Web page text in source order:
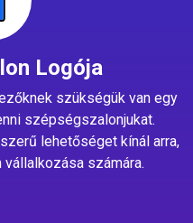
Logója
szükségük van egy
szépségszalonjukat.
lehetőséget kínál arra,
számára.